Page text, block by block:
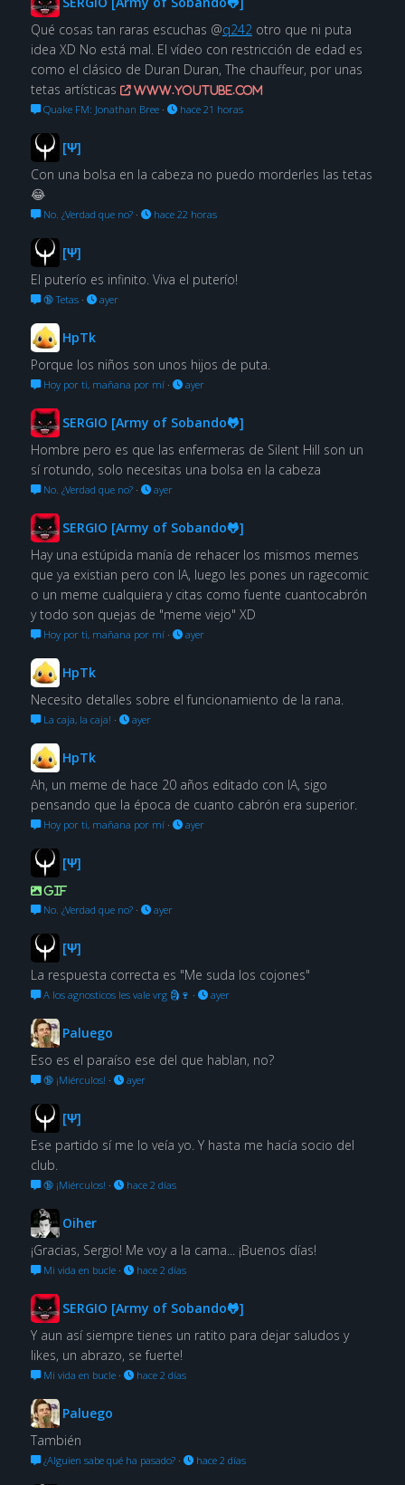
Qué cosas tan raras escuchas @q242 otro que ni puta
idea XD No está mal. El vídeo con restricción de edad es
como el clásico de Duran Duran, The chauffeur, por unas
tetas artísticas
www.youtube.com
Quake FM: Jonathan Bree· hace 21 horas
[Ψ]
Con una bolsa en la cabeza no puedo morderles las tetas
😂
No. ¿Verdad que no?· hace 22 horas
[Ψ]
El puterío es infinito. Viva el puterío!
🔞 Tetas· ayer
HpTk
Porque los niños son unos hijos de puta.
Hoy por ti, mañana por mí· ayer
SERGIO [Army of Sobando🐸]
Hombre pero es que las enfermeras de Silent Hill son un
sí rotundo, solo necesitas una bolsa en la cabeza
No. ¿Verdad que no?· ayer
SERGIO [Army of Sobando🐸]
Hay una estúpida manía de rehacer los mismos memes
que ya existian pero con IA, luego les pones un ragecomic
o un meme cualquiera y citas como fuente cuantocabrón
y todo son quejas de "meme viejo" XD
Hoy por ti, mañana por mí· ayer
HpTk
Necesito detalles sobre el funcionamiento de la rana.
La caja, la caja! · ayer
HpTk
Ah, un meme de hace 20 años editado con IA, sigo
pensando que la época de cuanto cabrón era superior.
Hoy por ti, mañana por mí· ayer
[Ψ]
GIF
No. ¿Verdad que no?· ayer
[Ψ]
La respuesta correcta es "Me suda los cojones"
A los agnosticos les vale vrg 🗿🍷 · ayer
Paluego
Eso es el paraíso ese del que hablan, no?
🔞 ¡Miérculos! · ayer
[Ψ]
Ese partido sí me lo veía yo. Y hasta me hacía socio del
club.
🔞 ¡Miérculos! · hace 2 días
Oiher
¡Gracias, Sergio! Me voy a la cama... ¡Buenos días!
Mi vida en bucle· hace 2 días
SERGIO [Army of Sobando🐸]
Y aun así siempre tienes un ratito para dejar saludos y
likes, un abrazo, se fuerte!
Mi vida en bucle· hace 2 días
Paluego
También
¿Alguien sabe qué ha pasado?· hace 2 días